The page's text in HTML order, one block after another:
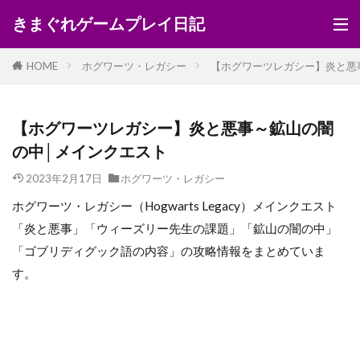
きまぐれゲームプレイ日記
HOME ホグワーツ・レガシー 【ホグワーツレガシー】炎と
【ホグワーツレガシー】炎と悪事～鉱山の闇
の中│メインクエスト
2023年2月17日 ホグワーツ・レガシー
ホグワーツ・レガシー（Hogwarts Legacy）メインクエスト
「炎と悪事」「ウィーズリー先生の課題」「鉱山の闇の中」
「ゴブリディグック語の内容」の攻略情報をまとめていま
す。